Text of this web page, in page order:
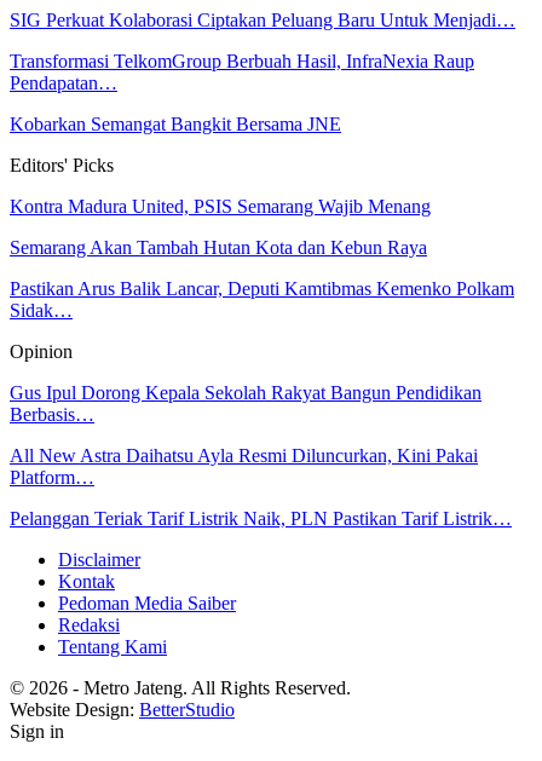
SIG Perkuat Kolaborasi Ciptakan Peluang Baru Untuk Menjadi…
Transformasi TelkomGroup Berbuah Hasil, InfraNexia Raup
Pendapatan…
Kobarkan Semangat Bangkit Bersama JNE
Editors' Picks
Kontra Madura United, PSIS Semarang Wajib Menang
Semarang Akan Tambah Hutan Kota dan Kebun Raya
Pastikan Arus Balik Lancar, Deputi Kamtibmas Kemenko Polkam
Sidak…
Opinion
Gus Ipul Dorong Kepala Sekolah Rakyat Bangun Pendidikan
Berbasis…
All New Astra Daihatsu Ayla Resmi Diluncurkan, Kini Pakai
Platform…
Pelanggan Teriak Tarif Listrik Naik, PLN Pastikan Tarif Listrik…
Disclaimer
Kontak
Pedoman Media Saiber
Redaksi
Tentang Kami
© 2026 - Metro Jateng. All Rights Reserved.
Website Design: BetterStudio
Sign in